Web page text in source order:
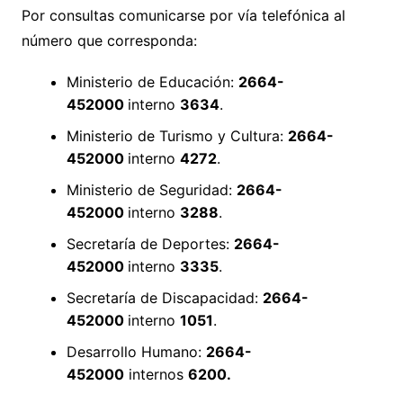
Por consultas comunicarse por vía telefónica al
número que corresponda:
Ministerio de Educación: 2664-
452000 interno 3634.
Ministerio de Turismo y Cultura: 2664-
452000 interno 4272.
Ministerio de Seguridad: 2664-
452000 interno 3288.
Secretaría de Deportes: 2664-
452000 interno 3335.
Secretaría de Discapacidad: 2664-
452000 interno 1051.
Desarrollo Humano: 2664-
452000internos 6200.